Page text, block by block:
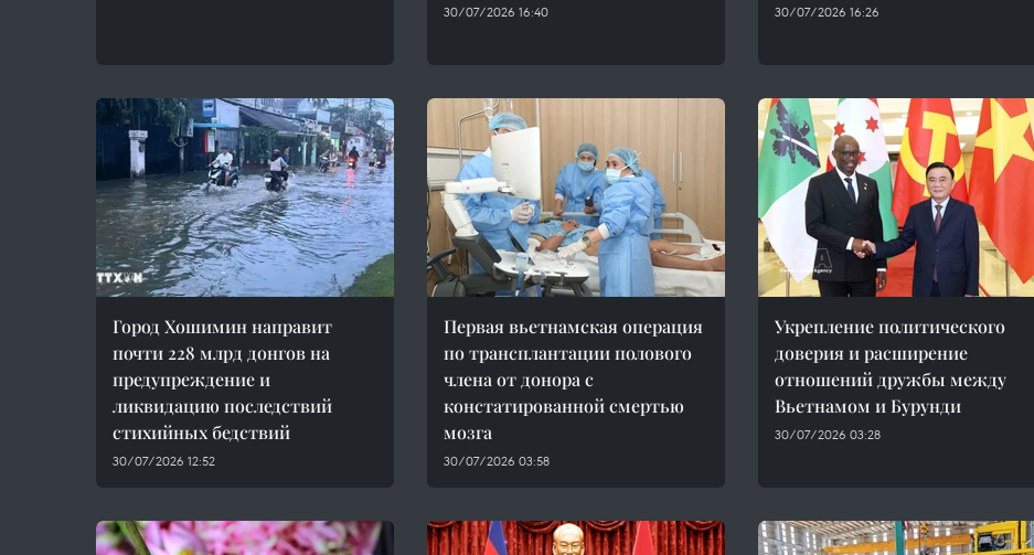
30/07/2026 16:40 30/07/2026 16:26
Город Хошимин направит
почти 228 млрд донгов на
предупреждение и
ликвидацию последствий
стихийных бедствий
30/07/2026 12:52
Первая вьетнамская операция
по трансплантации полового
члена от донора с
констатированной смертью
мозга
30/07/2026 03:58
Укрепление политического
доверия и расширение
отношений дружбы между
Вьетнамом и Бурунди
30/07/2026 03:28